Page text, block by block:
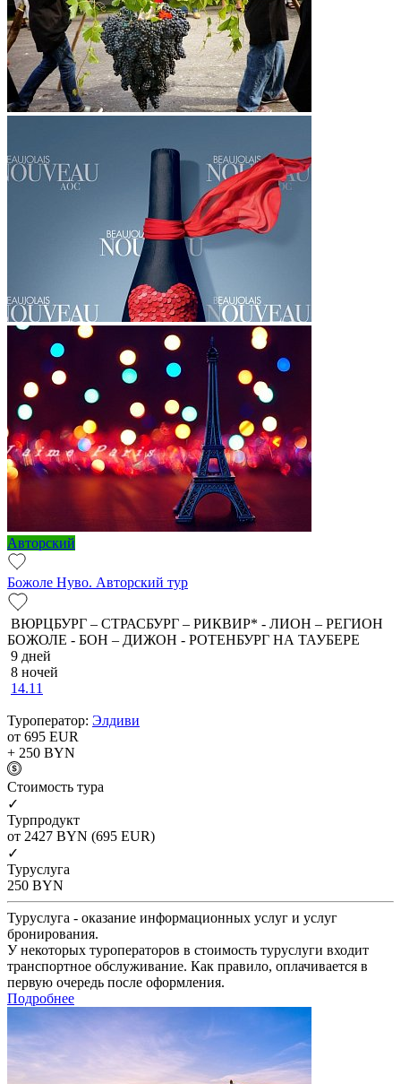
Авторский
Божоле Нуво. Авторский тур
ВЮРЦБУРГ – СТРАСБУРГ – РИКВИР* - ЛИОН – РЕГИОН
БОЖОЛЕ - БОН – ДИЖОН - РОТЕНБУРГ НА ТАУБЕРЕ
9 дней
8 ночей
14.11
Туроператор: Элдиви
от 695 EUR
+ 250 BYN
Cтоимость тура
✓
Турпродукт
от 2427 BYN (695 EUR)
✓
Туруслуга
250 BYN
Туруслуга - оказание информационных услуг и услуг
бронирования.
У некоторых туроператоров в стоимость туруслуги входит
транспортное обслуживание. Как правило, оплачивается в
первую очередь после оформления.
Подробнее